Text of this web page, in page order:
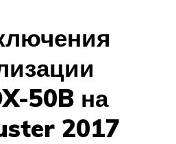
50B на
2017